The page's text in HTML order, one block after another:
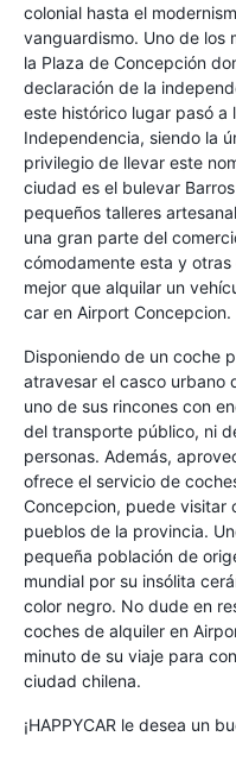
colonial hasta el
vanguardismo. Uno de los
la Plaza de Concepción
declaración de la
este histórico lugar pasó a
Independencia, siendo la
privilegio de llevar este
ciudad es el bulevar
pequeños talleres
una gran parte del
cómodamente esta y
mejor que alquilar un
car en Airport Concepcion.
Disponiendo de un coche
atravesar el casco urbano
uno de sus rincones con
del transporte público, ni
personas. Además,
ofrece el servicio de
Concepcion, puede visitar
pueblos de la provincia.
pequeña población de
mundial por su insólita
color negro. No dude en
coches de alquiler en
minuto de su viaje para
ciudad chilena.
¡HAPPYCAR le desea un